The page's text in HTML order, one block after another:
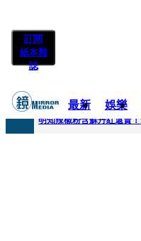
訂閱
紙本雜
誌
最新 娛樂
快訊